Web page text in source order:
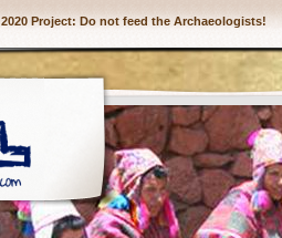
2020 Project: Do not feed the Archaeologists!